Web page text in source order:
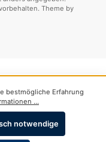
Theme by
bestmögliche Erfahrung
...
notwendige